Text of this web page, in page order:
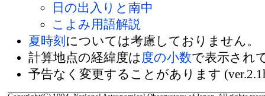
日の出入りと南中
こよみ用語解説
夏時刻 については考慮しておりません。
計算地点の経緯度は 度の小数で表示され
予告なく変更することがあります